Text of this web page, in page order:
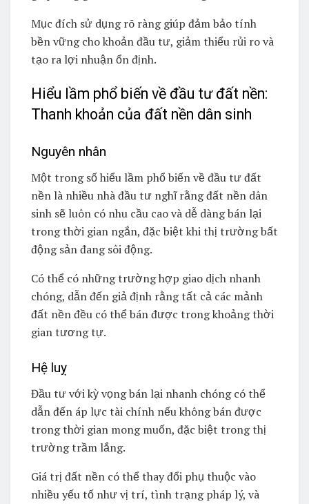
Mục đích sử dụng rõ ràng giúp đảm bảo tính
bền vững cho khoản đầu tư, giảm thiểu rủi ro và
tạo ra lợi nhuận ổn định.
Hiểu lầm phổ biến về đầu tư đất nền:
Thanh khoản của đất nền dân sinh
Nguyên nhân
Một trong số hiểu lầm phổ biến về đầu tư đất
nền là nhiều nhà đầu tư nghĩ rằng đất nền dân
sinh sẽ luôn có nhu cầu cao và dễ dàng bán lại
trong thời gian ngắn, đặc biệt khi thị trường bất
động sản đang sôi động.
Có thể có những trường hợp giao dịch nhanh
chóng, dẫn đến giả định rằng tất cả các mảnh
đất nền đều có thể bán được trong khoảng thời
gian tương tự.
Hệ luỵ
Đầu tư với kỳ vọng bán lại nhanh chóng có thể
dẫn đến áp lực tài chính nếu không bán được
trong thời gian mong muốn, đặc biệt trong thị
trường trầm lắng.
Giá trị đất nền có thể thay đổi phụ thuộc vào
nhiều yếu tố như vị trí, tình trạng pháp lý, và